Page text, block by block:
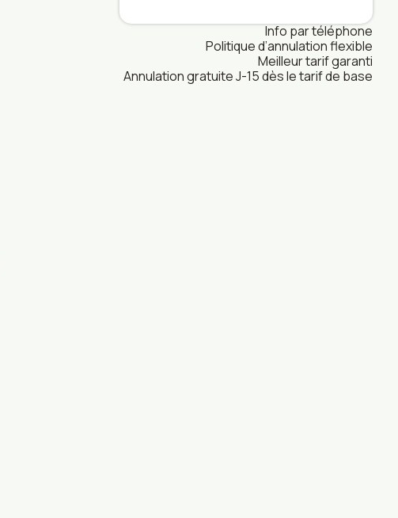
Info par téléphone
Politique d’annulation flexible
Meilleur tarif garanti
Annulation gratuite J-15 dès le tarif de base